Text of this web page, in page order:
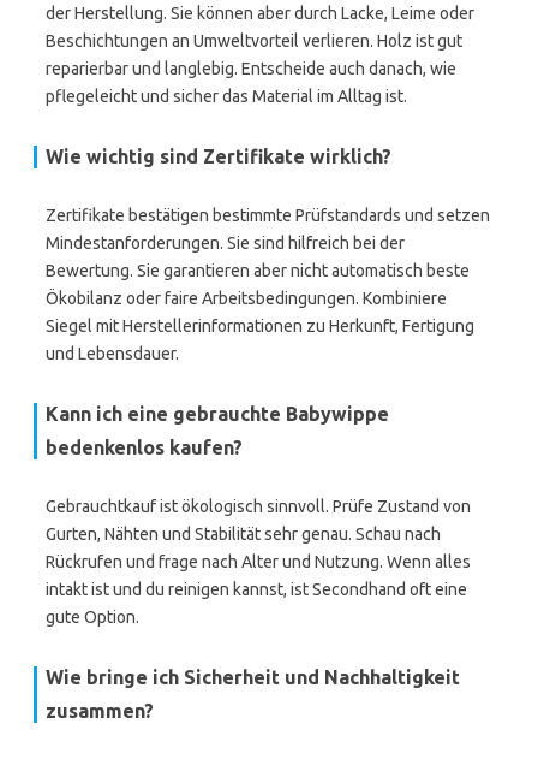
der Herstellung. Sie können aber durch Lacke, Leime oder
Beschichtungen an Umweltvorteil verlieren. Holz ist gut
reparierbar und langlebig. Entscheide auch danach, wie
pflegeleicht und sicher das Material im Alltag ist.
Wie wichtig sind Zertifikate wirklich?
Zertifikate bestätigen bestimmte Prüfstandards und setzen
Mindestanforderungen. Sie sind hilfreich bei der
Bewertung. Sie garantieren aber nicht automatisch beste
Ökobilanz oder faire Arbeitsbedingungen. Kombiniere
Siegel mit Herstellerinformationen zu Herkunft, Fertigung
und Lebensdauer.
Kann ich eine gebrauchte Babywippe
bedenkenlos kaufen?
Gebrauchtkauf ist ökologisch sinnvoll. Prüfe Zustand von
Gurten, Nähten und Stabilität sehr genau. Schau nach
Rückrufen und frage nach Alter und Nutzung. Wenn alles
intakt ist und du reinigen kannst, ist Secondhand oft eine
gute Option.
Wie bringe ich Sicherheit und Nachhaltigkeit
zusammen?